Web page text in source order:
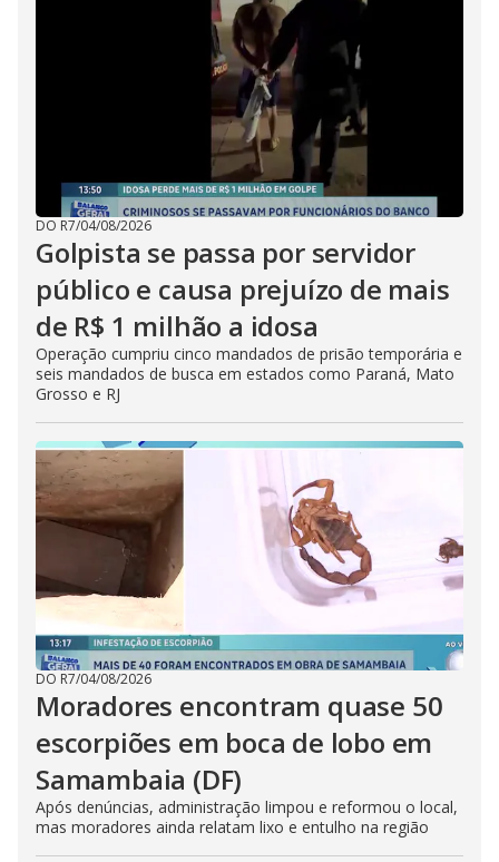
DO R7/04/08/2026
Golpista se passa por servidor
público e causa prejuízo de mais
de R$ 1 milhão a idosa
Operação cumpriu cinco mandados de prisão temporária e
seis mandados de busca em estados como Paraná, Mato
Grosso e RJ
DO R7/04/08/2026
Moradores encontram quase 50
escorpiões em boca de lobo em
Samambaia (DF)
Após denúncias, administração limpou e reformou o local,
mas moradores ainda relatam lixo e entulho na região